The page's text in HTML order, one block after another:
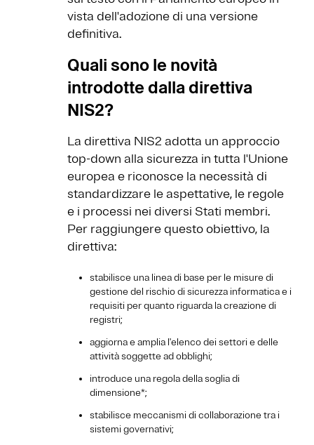
vista dell'adozione di una versione
definitiva.
Quali sono le novità
introdotte dalla direttiva
NIS2?
La direttiva NIS2 adotta un approccio
top-down alla sicurezza in tutta l'Unione
europea e riconosce la necessità di
standardizzare le aspettative, le regole
e i processi nei diversi Stati membri.
Per raggiungere questo obiettivo, la
direttiva:
stabilisce una linea di base per le misure di
gestione del rischio di sicurezza informatica e i
requisiti per quanto riguarda la creazione di
registri;
aggiorna e amplia l'elenco dei settori e delle
attività soggette ad obblighi;
introduce una regola della soglia di
dimensione*;
stabilisce meccanismi di collaborazione tra i
sistemi governativi;